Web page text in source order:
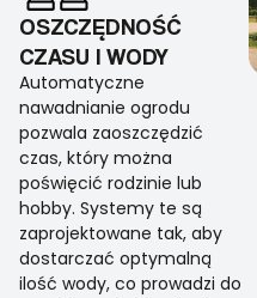
OSZCZĘDNOŚĆ
CZASU I WODY
Automatyczne
nawadnianie ogrodu
pozwala zaoszczędzić
czas, który można
poświęcić rodzinie lub
hobby. Systemy te są
zaprojektowane tak, aby
dostarczać optymalną
ilość wody, co prowadzi do